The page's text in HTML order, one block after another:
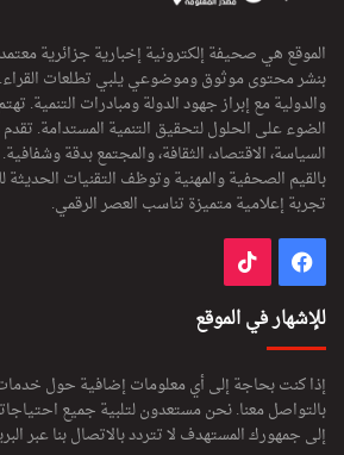
الموقع هي صحيفة إلكترونية إخبارية جزائرية
بنشر محتوى موثوق وموضوعي يلبي تطلعات القراء.
والدولية مع إبراز جهود الدولة ومبادرات التنمية.
الضوء على الحلول لتحقيق التنمية المستدامة.
السياسة، الاقتصاد، الثقافة، والمجتمع بدقة
بالقيم الصحفية والمهنية وتوظف التقنيات الحديثة
تجربة إعلامية متميزة تناسب العصر الرقمي.
فيسبوك
للإشهار في الموقع
إذا كنت بحاجة إلى أي معلومات إضافية حول خدمات
بالتواصل معنا. نحن مستعدون لتلبية جميع
إلى جمهورك المستهدف لا تتردد بالاتصال بنا عبر